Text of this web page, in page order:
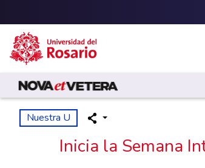
Pasar al contenido principal
Nuestra U
Inicia la Semana